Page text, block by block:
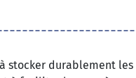
stocker durablement les